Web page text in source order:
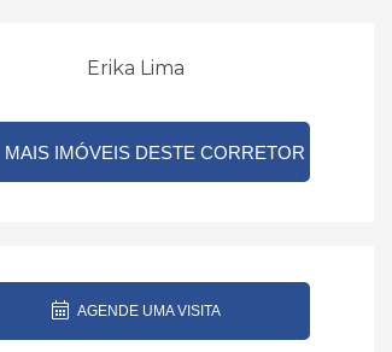
Erika Lima
MAIS IMÓVEIS DESTE CORRETOR
AGENDE UMA VISITA